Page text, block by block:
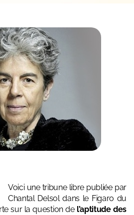
Voici une tribune libre publiée par
Chantal Delsol dans le Figaro du
sur la question de l’aptitude des